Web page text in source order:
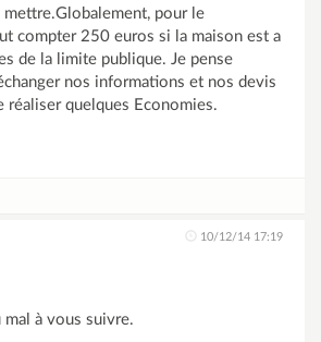
pour le
compter 250 euros si la maison est a
de la limite publique. Je pense
nos informations et nos devis
réaliser quelques Economies.
10/12/14 17:19
mal à vous suivre.